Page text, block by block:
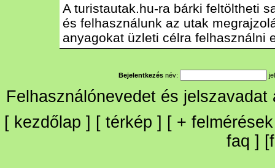
A turistautak.hu-ra bárki feltöltheti
és felhasználunk az utak
anyagokat üzleti célra felhasználni
Bejelentkezés név:
Felhasználónevedet és
[ kezdőlap ] [ térkép ] [ + felmérések
faq ] [